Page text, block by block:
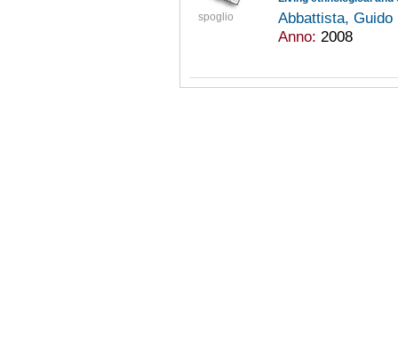
spoglio
Abbattista, Guido
Anno: 2008